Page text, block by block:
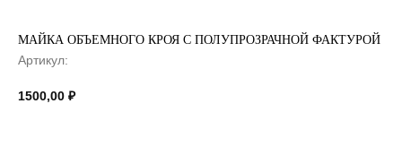
МАЙКА ОБЪЕМНОГО КРОЯ С ПОЛУПРОЗРАЧНОЙ ФАКТУРОЙ
Артикул:
1500,00 ₽